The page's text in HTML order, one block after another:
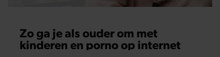
Zo ga je als ouder om met
kinderen en porno op internet